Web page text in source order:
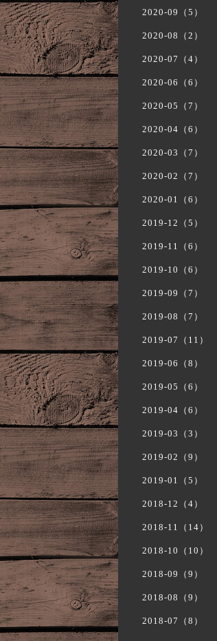
2020-09（5）
2020-08（2）
2020-07（4）
2020-06（6）
2020-05（7）
2020-04（6）
2020-03（7）
2020-02（7）
2020-01（6）
2019-12（5）
2019-11（6）
2019-10（6）
2019-09（7）
2019-08（7）
2019-07（11）
2019-06（8）
2019-05（6）
2019-04（6）
2019-03（3）
2019-02（9）
2019-01（5）
2018-12（4）
2018-11（14）
2018-10（10）
2018-09（9）
2018-08（9）
2018-07（8）